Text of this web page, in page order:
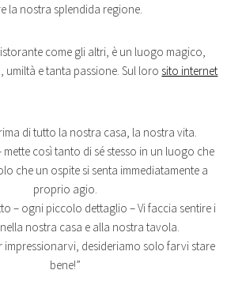
la nostra splendida regione.
come gli altri, è un luogo magico,
e tanta passione. Sul loro sito internet
di tutto la nostra casa, la nostra vita.
mette così tanto di sé stesso in un luogo che
che un ospite si senta immediatamente a
proprio agio.
– ogni piccolo dettaglio – Vi faccia sentire i
nostra casa e alla nostra tavola.
impressionarvi, desideriamo solo farvi stare
bene!”